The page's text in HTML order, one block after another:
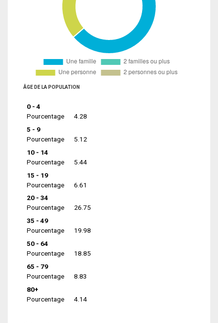
ÂGE DE LA POPULATION
0 - 4
Pourcentage
4.28
5 - 9
Pourcentage
5.12
10 - 14
Pourcentage
5.44
15 - 19
Pourcentage
6.61
20 - 34
Pourcentage
26.75
35 - 49
Pourcentage
19.98
50 - 64
Pourcentage
18.85
65 - 79
Pourcentage
8.83
80+
Pourcentage
4.14